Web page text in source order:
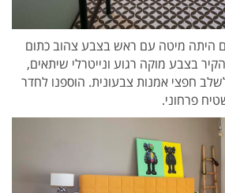
היתה מיטה עם ראש בצבע צהוב כתום
בצבע מוקה רגוע ונייטרלי שיתאים,
חפצי אמנות צבעונית. הוספנו לחדר
פרחוני.